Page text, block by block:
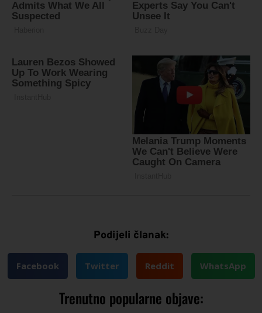
Podijeli članak:
Facebook Twitter Reddit WhatsApp
Trenutno popularne objave: